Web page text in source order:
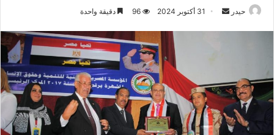
حيدر
أرسل
31 أكتوبر 2024 96 دقيقة واحدة